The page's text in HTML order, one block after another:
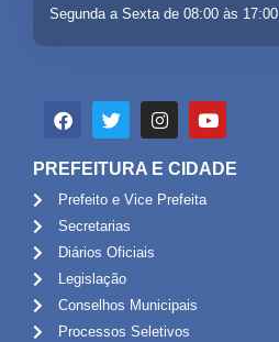
Segunda a Sexta de 08:00 às 17:00
PREFEITURA E CIDADE
Prefeito e Vice Prefeita
Secretarias
Diários Oficiais
Legislação
Conselhos Municipais
Processos Seletivos